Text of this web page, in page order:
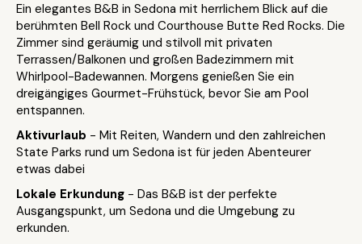
Ein elegantes B&B in Sedona mit herrlichem Blick auf die
berühmten Bell Rock und Courthouse Butte Red Rocks. Die
Zimmer sind geräumig und stilvoll mit privaten
Terrassen/Balkonen und großen Badezimmern mit
Whirlpool-Badewannen. Morgens genießen Sie ein
dreigängiges Gourmet-Frühstück, bevor Sie am Pool
entspannen.
Aktivurlaub - Mit Reiten, Wandern und den zahlreichen
State Parks rund um Sedona ist für jeden Abenteurer
etwas dabei
Lokale Erkundung - Das B&B ist der perfekte
Ausgangspunkt, um Sedona und die Umgebung zu
erkunden.